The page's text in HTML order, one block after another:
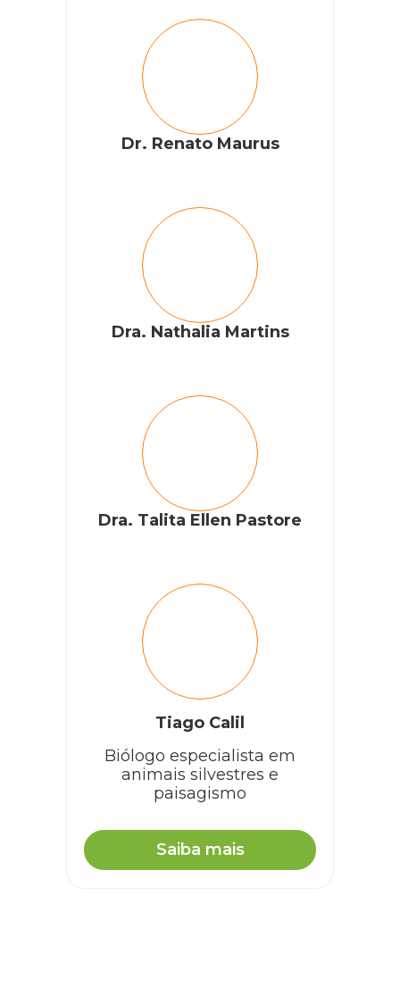
Dr. Renato Maurus
Dra. Nathalia Martins
Dra. Talita Ellen Pastore
Tiago Calil
Biólogo especialista em
animais silvestres e
paisagismo
Saiba mais